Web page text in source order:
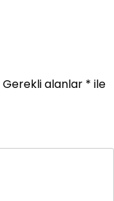
Gerekli alanlar * ile